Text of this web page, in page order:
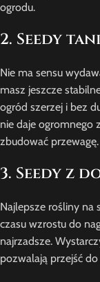
ogrodu.
2. Seedy
Nie ma sensu
masz jeszcze
ogród szerzej i bez
nie daje ogromnego
zbudować przewagę.
3. Seedy z
Najlepsze rośliny na
czasu wzrostu do
najrzadsze.
pozwalają przejść